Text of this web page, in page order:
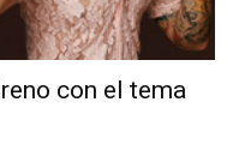
con el tema